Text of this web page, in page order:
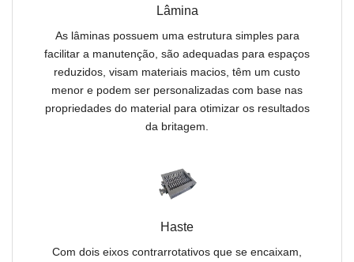
Lâmina
As lâminas possuem uma estrutura simples para
facilitar a manutenção, são adequadas para espaços
reduzidos, visam materiais macios, têm um custo
menor e podem ser personalizadas com base nas
propriedades do material para otimizar os resultados
da britagem.
Haste
Com dois eixos contrarrotativos que se encaixam,